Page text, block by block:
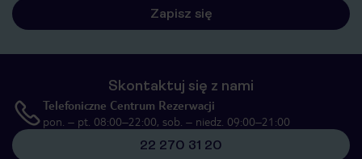
Zapisz się
Skontaktuj się z nami
Telefoniczne Centrum Rezerwacji
pon. – pt. 08:00–22:00, sob. – niedz. 09:00–21:00
22 270 31 20